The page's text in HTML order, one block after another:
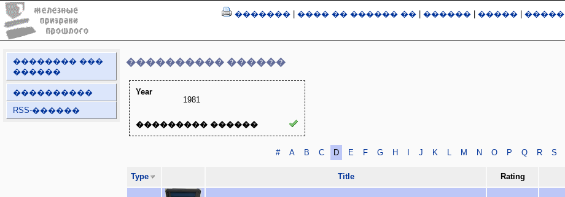
������� ���� �� ������ �� ������ ����� �����
�������� ���
������
����������
RSS-������
���������� ������
Year
1981
��������� ������
# A B C D E F G H I J K L M N O P Q R S
Type Title Rating